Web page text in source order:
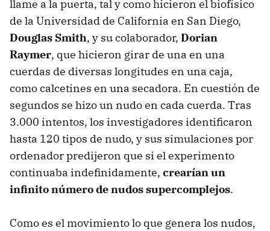
llame a la puerta, tal y como hicieron el biofísico
de la Universidad de California en San Diego,
Douglas Smith, y su colaborador, Dorian
Raymer, que hicieron girar de una en una
cuerdas de diversas longitudes en una caja,
como calcetines en una secadora. En cuestión de
segundos se hizo un nudo en cada cuerda. Tras
3.000 intentos, los investigadores identificaron
hasta 120 tipos de nudo, y sus simulaciones por
ordenador predijeron que si el experimento
continuaba indefinidamente, crearían un
infinito número de nudos supercomplejos.
Como es el movimiento lo que genera los nudos,